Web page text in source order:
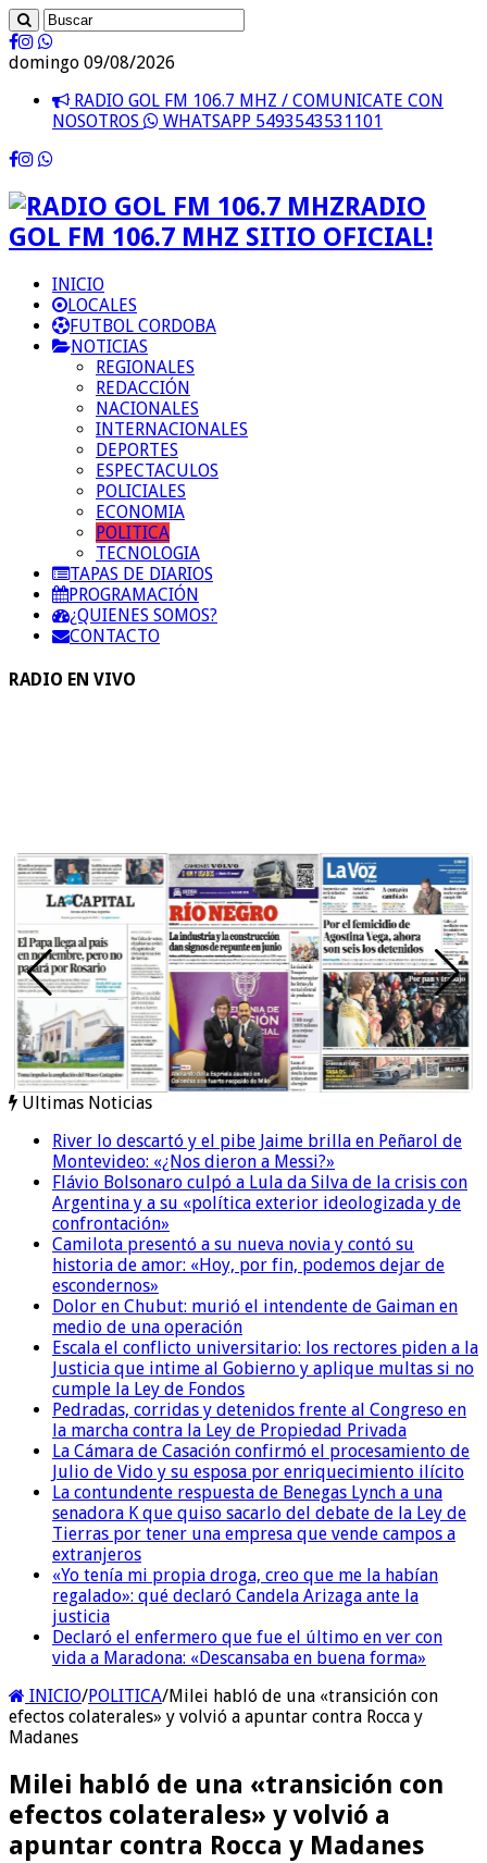
domingo 09/08/2026
RADIO GOL FM 106.7 MHZ / COMUNICATE CON
NOSOTROS
WHATSAPP 5493543531101
RADIO
GOL FM 106.7 MHZ SITIO OFICIAL!
INICIO
LOCALES
FUTBOL CORDOBA
NOTICIAS
REGIONALES
REDACCIÓN
NACIONALES
INTERNACIONALES
DEPORTES
ESPECTACULOS
POLICIALES
ECONOMIA
POLITICA
TECNOLOGIA
TAPAS DE DIARIOS
PROGRAMACIÓN
¿QUIENES SOMOS?
CONTACTO
RADIO EN VIVO
Ultimas Noticias
River lo descartó y el pibe Jaime brilla en Peñarol de
Montevideo: «¿Nos dieron a Messi?»
Flávio Bolsonaro culpó a Lula da Silva de la crisis con
Argentina y a su «política exterior ideologizada y de
confrontación»
Camilota presentó a su nueva novia y contó su
historia de amor: «Hoy, por fin, podemos dejar de
escondernos»
Dolor en Chubut: murió el intendente de Gaiman en
medio de una operación
Escala el conflicto universitario: los rectores piden a la
Justicia que intime al Gobierno y aplique multas si no
cumple la Ley de Fondos
Pedradas, corridas y detenidos frente al Congreso en
la marcha contra la Ley de Propiedad Privada
La Cámara de Casación confirmó el procesamiento de
Julio de Vido y su esposa por enriquecimiento ilícito
La contundente respuesta de Benegas Lynch a una
senadora K que quiso sacarlo del debate de la Ley de
Tierras por tener una empresa que vende campos a
extranjeros
«Yo tenía mi propia droga, creo que me la habían
regalado»: qué declaró Candela Arizaga ante la
justicia
Declaró el enfermero que fue el último en ver con
vida a Maradona: «Descansaba en buena forma»
INICIO/POLITICA/Milei habló de una «transición con
efectos colaterales» y volvió a apuntar contra Rocca y
Madanes
Milei habló de una «transición con
efectos colaterales» y volvió a
apuntar contra Rocca y Madanes